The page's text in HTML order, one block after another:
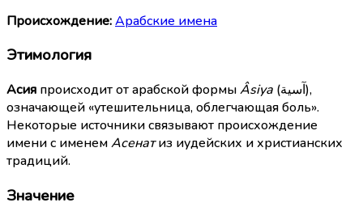
Происхождение:Арабские имена
Этимология
Асия происходит от арабской формыÂsiya (آسية),
означающей «утешительница, облегчающая боль».
Некоторые источники связывают происхождение
имени с именемАсенатиз иудейских и христианских
традиций.
Значение